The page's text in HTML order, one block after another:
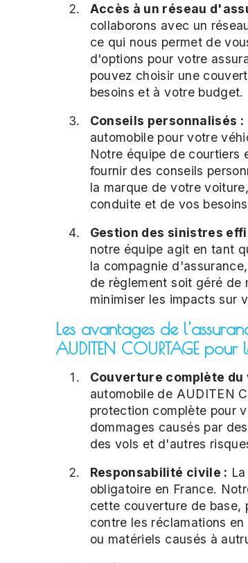
Accès à un réseau
collaborons avec un
ce qui nous permet de
d'options pour votre
pouvez choisir une
besoins et à votre budget.
Conseils personnalisés :
automobile pour votre
Notre équipe de courtiers
fournir des conseils
la marque de votre
conduite et de vos
Gestion des sinistres
notre équipe agit en tant
la compagnie
de règlement soit géré de
minimiser les impacts sur
Les avantages de
AUDITEN COURTAGE
Couverture complète du
automobile de AUDITEN
protection complète pour
dommages causés par
des vols et d'autres
Responsabilité civile :
obligatoire en France.
cette couverture de base,
contre les réclamations
ou matériels causés à